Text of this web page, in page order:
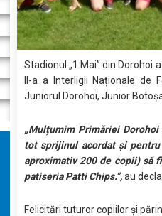
Stadionul „1 Mai” din Dorohoi
II-a a Interligii Naționale de
Juniorul Dorohoi, Junior
„Mulțumim Primăriei
tot sprijinul acordat și
aproximativ 200 de copii) să
patiseria Patti Chips.”,au
Felicitări tuturor copiilor și